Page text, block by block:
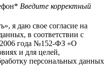
Введите корректный
я даю свое согласие на
в соответствии с
года №152-ФЗ «О
и для целей,
персональных данных